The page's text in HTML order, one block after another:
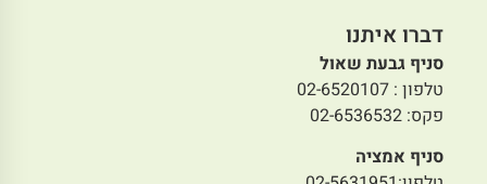
דברו איתנו
סניף גבעת שאול
טלפון : 02-6520107
פקס: 02-6536532
סניף אמציה